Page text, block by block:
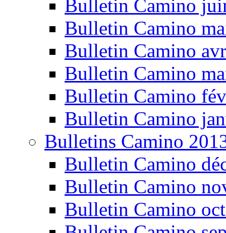
Bulletin Camino
Bulletin Camino
Bulletin Camino
Bulletin Camino
Bulletin Camino
Bulletin Camino
Bulletins Camino
Bulletin Camino
Bulletin Camino
Bulletin Camino